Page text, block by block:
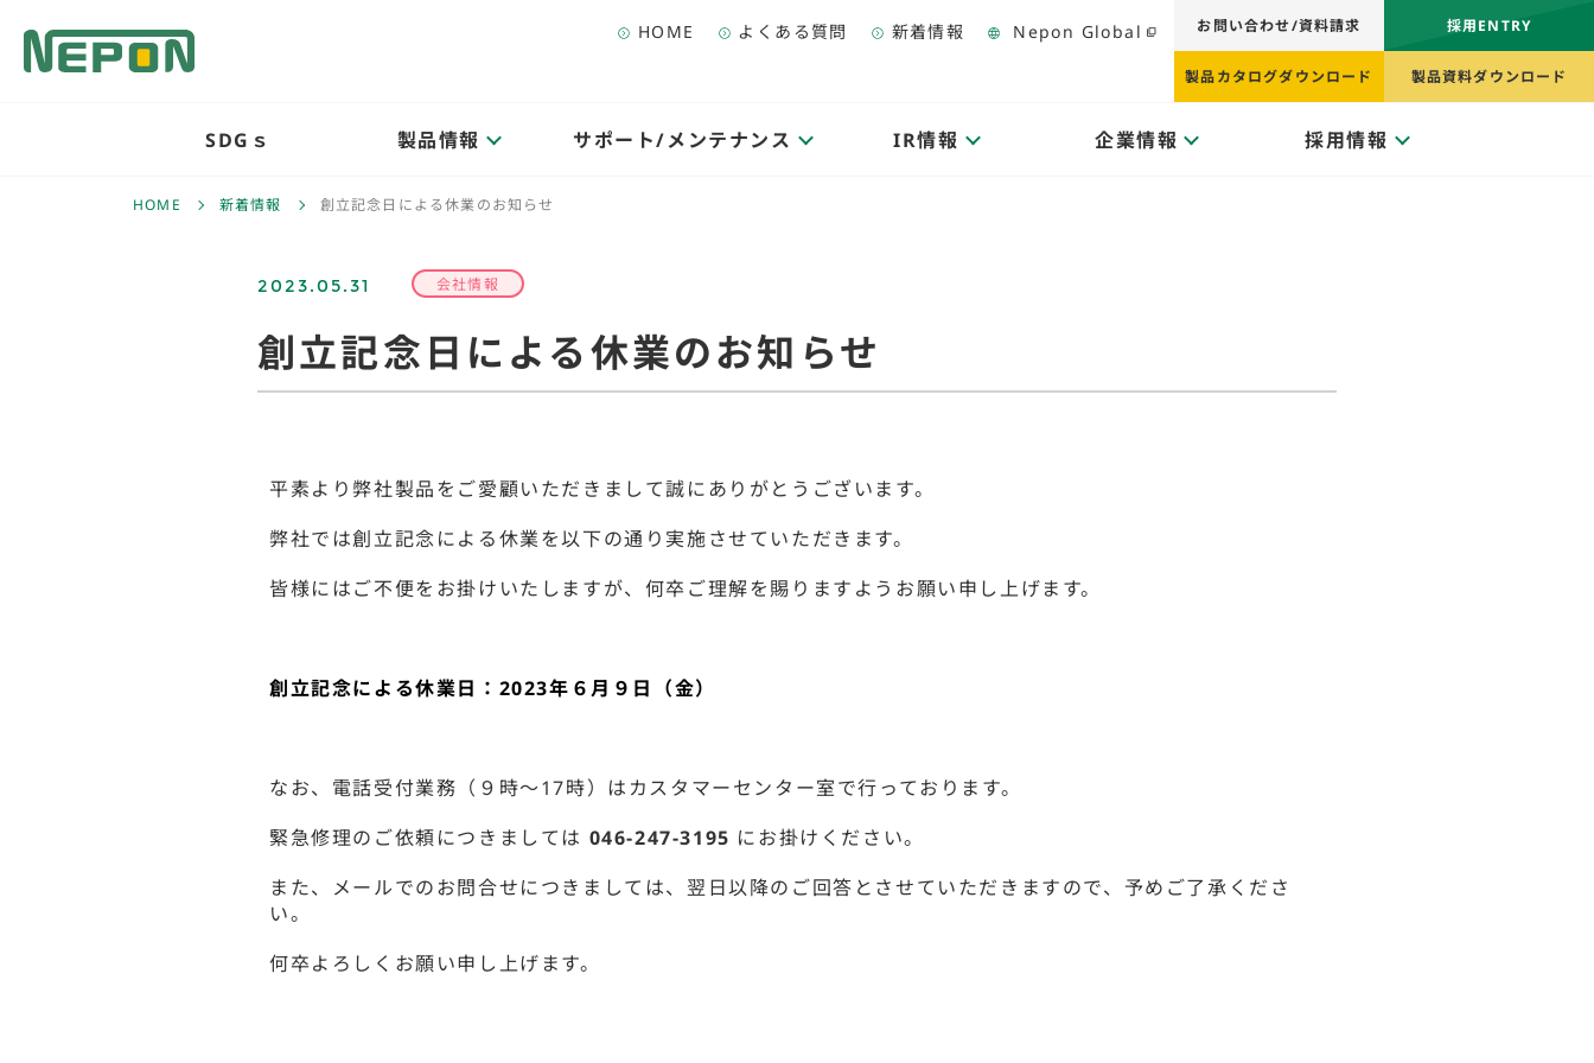
HOME よくある質問 新着情報 Nepon Global お問い合わせ/資料請求
製品カタログダウンロード
採用ENTRY
製品資料ダウンロード
SDGｓ 製品情報 サポート/メンテナンス IR情報 企業情報 採用情報
HOME 新着情報 創立記念日による休業のお知らせ
2023.05.31 会社情報
創立記念日による休業のお知らせ
平素より弊社製品をご愛顧いただきまして誠にありがとうございます。
弊社では創立記念による休業を以下の通り実施させていただきます。
皆様にはご不便をお掛けいたしますが、何卒ご理解を賜りますようお願い申し上げます。
創立記念による休業日：2023年６月９日（金）
なお、電話受付業務（９時～17時）はカスタマーセンター室で行っております。
緊急修理のご依頼につきましては 046-247-3195 にお掛けください。
また、メールでのお問合せにつきましては、翌日以降のご回答とさせていただきますので、予めご了承くださ
い。
何卒よろしくお願い申し上げます。